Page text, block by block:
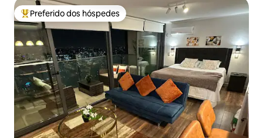
Entre os melhores preferidos dos hóspedes
Preferido dos hóspedes